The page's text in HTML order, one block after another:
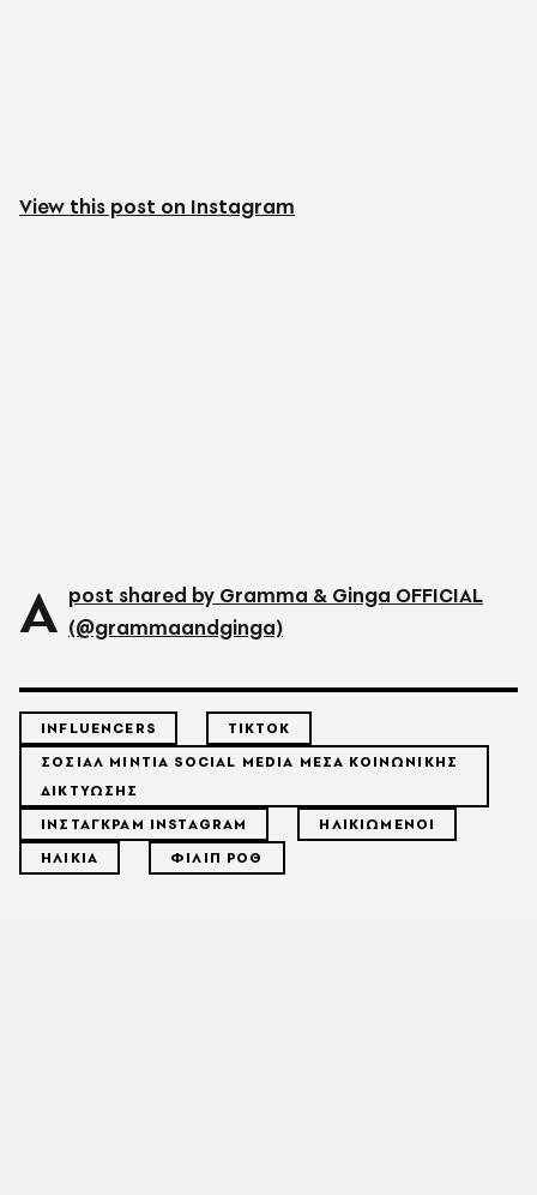
View this post on Instagram
A post shared by Gramma & Ginga OFFICIAL
(@grammaandginga)
INFLUENCERS
TIKTOK
ΣΟΣΙΑΛ ΜΙΝΤΙΑ SOCIAL MEDIA ΜΕΣΑ ΚΟΙΝΩΝΙΚΗΣ
ΔΙΚΤΥΩΣΗΣ
ΙΝΣΤΑΓΚΡΑΜ INSTAGRAM
ΗΛΙΚΙΩΜΕΝΟΙ
ΗΛΙΚΙΑ
ΦΙΛΙΠ ΡΟΘ